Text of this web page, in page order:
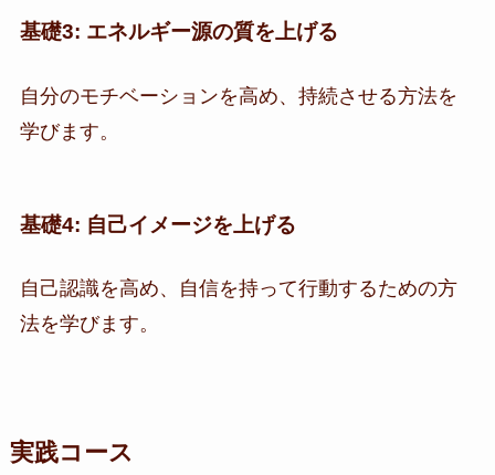
基礎3: エネルギー源の質を上げる
自分のモチベーションを高め、持続させる方法を
学びます。
基礎4: 自己イメージを上げる
自己認識を高め、自信を持って行動するための方
法を学びます。
実践コース